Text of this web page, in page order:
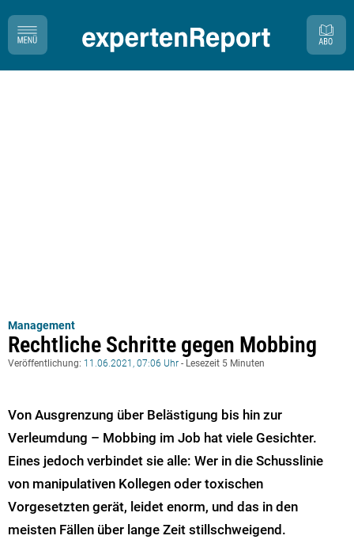
Management
Rechtliche Schritte gegen Mobbing
Veröffentlichung: 11.06.2021, 07:06 Uhr - Lesezeit 5 Minuten
Von Ausgrenzung über Belästigung bis hin zur
Verleumdung – Mobbing im Job hat viele Gesichter.
Eines jedoch verbindet sie alle: Wer in die Schusslinie
von manipulativen Kollegen oder toxischen
Vorgesetzten gerät, leidet enorm, und das in den
meisten Fällen über lange Zeit stillschweigend.